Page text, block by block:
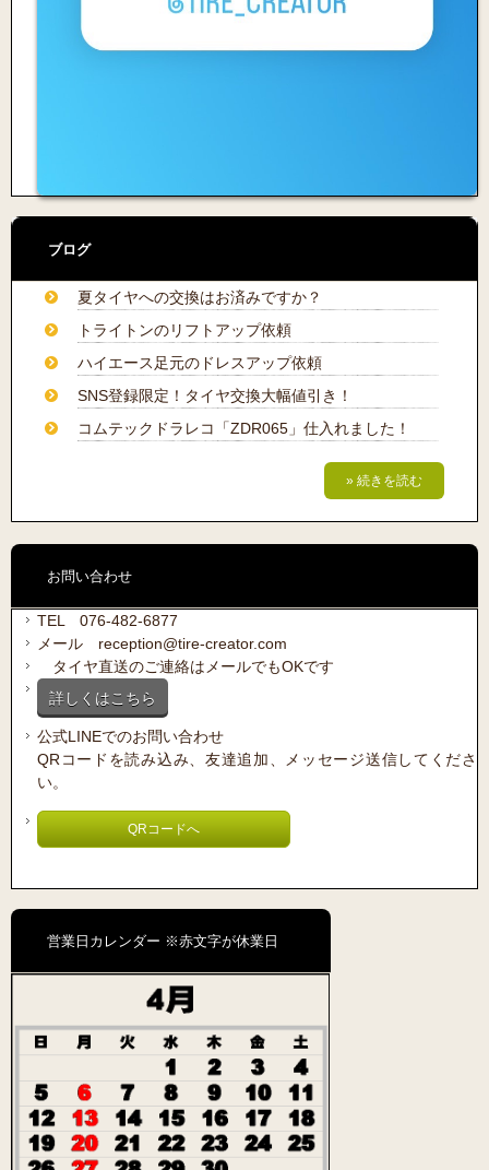
ブログ
夏タイヤへの交換はお済みですか？
トライトンのリフトアップ依頼
ハイエース足元のドレスアップ依頼
SNS登録限定！タイヤ交換大幅値引き！
コムテックドラレコ「ZDR065」仕入れました！
» 続きを読む
お問い合わせ
TEL 076-482-6877
メール reception@tire-creator.com
タイヤ直送のご連絡はメールでもOKです
詳しくはこちら
公式LINEでのお問い合わせ
QRコードを読み込み、友達追加、メッセージ送信してくださ
い。
QRコードへ
営業日カレンダー ※赤文字が休業日